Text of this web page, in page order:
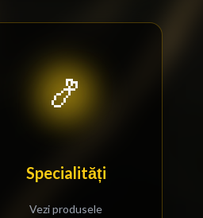
🍤
Specialități
Vezi produsele